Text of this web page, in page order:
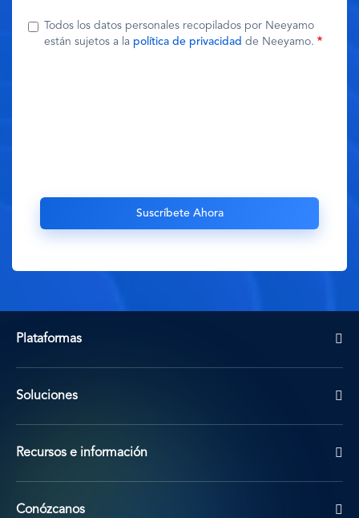
Todos los datos personales recopilados por Neeyamo
están sujetos a la política de privacidad de Neeyamo.
Plataformas
Soluciones
Recursos e información
Conózcanos